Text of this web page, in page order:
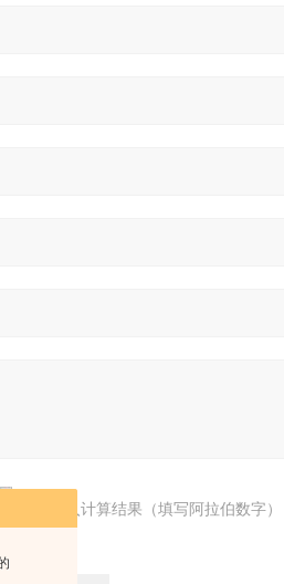
请输入计算结果（填写阿拉伯数字